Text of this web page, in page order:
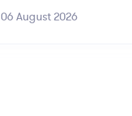
06 August 2026